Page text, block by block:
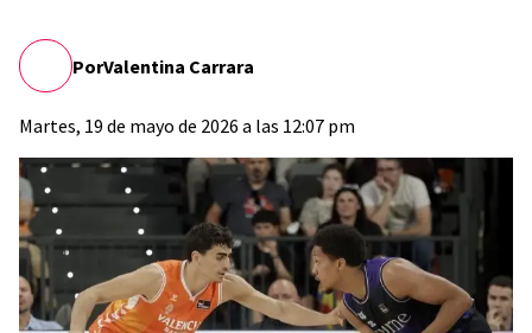
PorValentina Carrara
Martes, 19 de mayo de 2026 a las 12:07 pm